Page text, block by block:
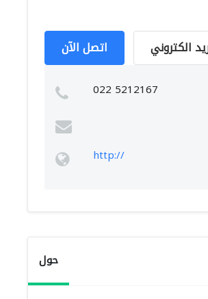
اتصل الآن الكتروني
022 5212167
http://
حول